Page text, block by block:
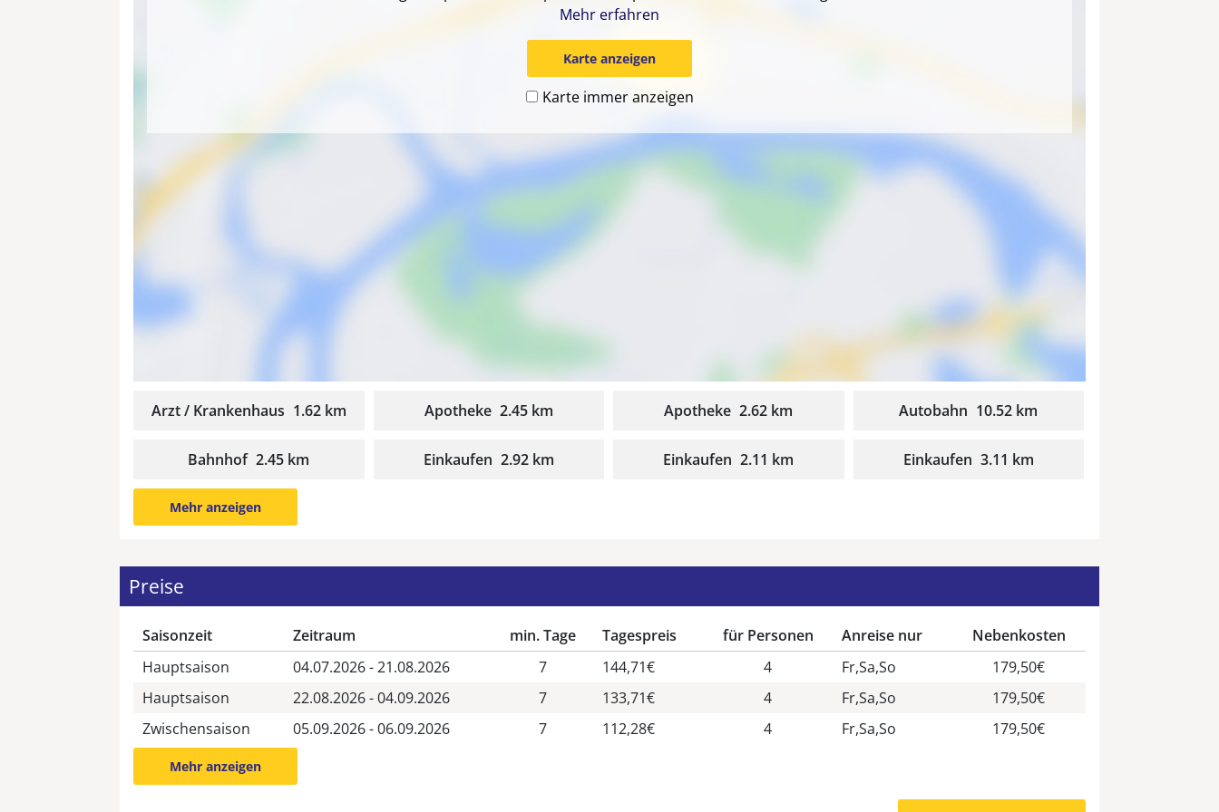
Gartengrundstück, Südterrasse mit Seeblick, geschlossener Terrassenbereich mit Pforte, Gartenmöbel mit Auflagen, zwei
Sonnenliegen mit Auflagen, Sonnenschirm, großer Strandkorb für 2 Personen, Grill, Grillbesteck, Außendusche für Hunde mit
Gefahr), Kajak mit Spritzschutz für eine Person (Benutzung auf eigene Gefahr), Kanutransportwagen, Schwimmwesten (0-15kg, 15-30kg
und 30-50kg)
Mehr erfahren
Karte anzeigen
Karte immer anzeigen
Arzt / Krankenhaus 1.62 km Apotheke 2.45 km Apotheke 2.62 km Autobahn 10.52 km
Bahnhof 2.45 km Einkaufen 2.92 km Einkaufen 2.11 km Einkaufen 3.11 km
Mehr anzeigen
Preise
Saisonzeit Zeitraum min. Tage Tagespreis für Personen Anreise nur
Nebenkosten
Hauptsaison
04.07.2026 - 21.08.2026 7 144,71€ 4 Fr,Sa,So
179,50€
Hauptsaison
22.08.2026 - 04.09.2026 7 133,71€ 4 Fr,Sa,So
179,50€
Zwischensaison
05.09.2026 - 06.09.2026 7 112,28€ 4 Fr,Sa,So 179,50€
Mehr anzeigen